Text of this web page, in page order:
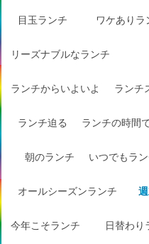
目玉ランチ ワケありラ
リーズナブルなランチ
ランチからいよいよ ランチ
ランチ迫る ランチの時間
朝のランチ いつでもラ
オールシーズンランチ
今年こそランチ 日替わり